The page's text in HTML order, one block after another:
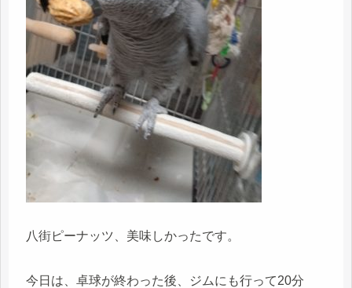
八街ピーナッツ、美味しかったです。
今日は、卓球が終わった後、ジムにも行って20分